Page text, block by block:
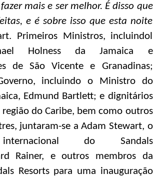
mais e ser melhor. É disso que
e é sobre isso que esta noite
Primeiros Ministros, incluindol
Holness da Jamaica e
de São Vicente e Granadinas;
incluindo o Ministro do
Edmund Bartlett; e dignitários
região do Caribe, bem como outros
juntaram-se a Adam Stewart, o
do Sandals
Rainer, e outros membros da
Resorts para uma inauguração